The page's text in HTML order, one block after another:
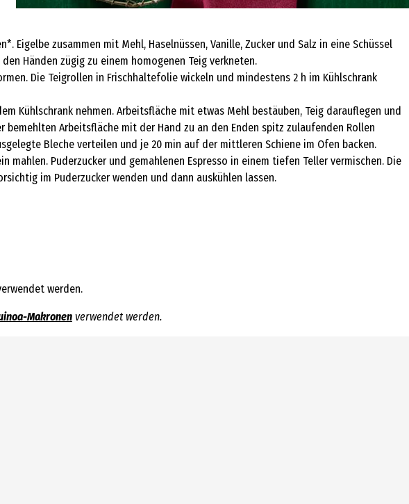
Eigelbe zusammen mit Mehl, Haselnüssen, Vanille, Zucker und Salz in eine Schüssel
Händen zügig zu einem homogenen Teig verkneten.
Die Teigrollen in Frischhaltefolie wickeln und mindestens 2 h im Kühlschrank
Kühlschrank nehmen. Arbeitsfläche mit etwas Mehl bestäuben, Teig darauflegen und
bemehlten Arbeitsfläche mit der Hand zu an den Enden spitz zulaufenden Rollen
Bleche verteilen und je 20 min auf der mittleren Schiene im Ofen backen.
mahlen. Puderzucker und gemahlenen Espresso in einem tiefen Teller vermischen. Die
im Puderzucker wenden und dann auskühlen lassen.
werden.
Makronen verwendet werden.